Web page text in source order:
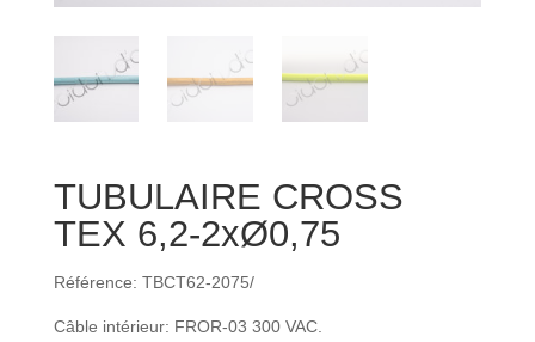
TUBULAIRE CROSS
TEX 6,2-2xØ0,75
Référence: TBCT62-2075/
Câble intérieur: FROR‐03 300 VAC.